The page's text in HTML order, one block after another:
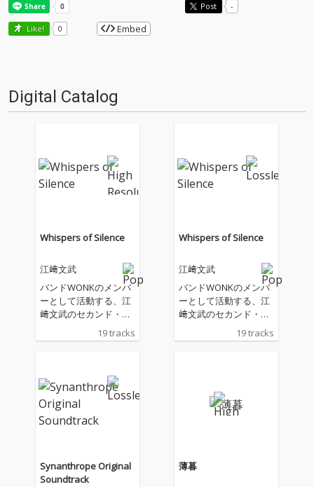
Post -
Like! 0 Embed
Digital Catalog
Whispers of Silence
江﨑文武
バンドWONKのメンバ
ーとして活動する、江
﨑文武のセカンド・ア
ルバムがリリース19 tracks
Whispers of Silence
江﨑文武
バンドWONKのメンバ
ーとして活動する、江
﨑文武のセカンド・ア
ルバムがリリース19 tracks
Synanthrope Original
Soundtrack
薄暮